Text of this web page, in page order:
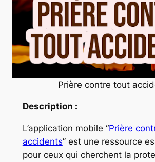
Prière contre tout
Description :
L’application mobile “Prière
accidents” est une ressource
pour ceux qui cherchent la